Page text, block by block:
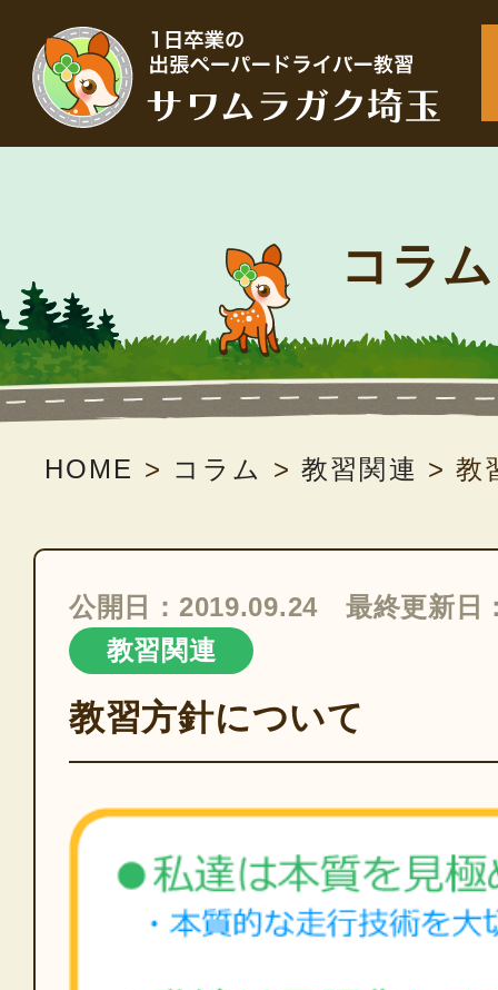
コラム
HOME > コラム >教習関連 >教
教習方針について
公開日：2019.09.24 最終更新日
教習関連